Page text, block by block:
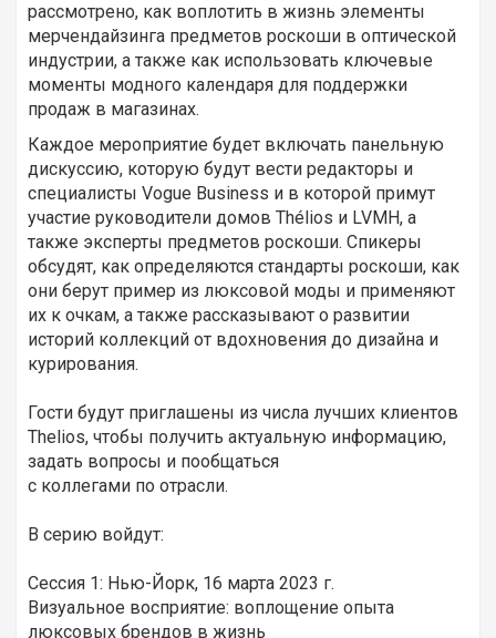
рассмотрено, как воплотить в жизнь элементы
мерчендайзинга предметов роскоши в оптической
индустрии, а также как использовать ключевые
моменты модного календаря для поддержки
продаж в магазинах.
Каждое мероприятие будет включать панельную
дискуссию, которую будут вести редакторы и
специалисты Vogue Business и в которой примут
участие руководители домов Thélios и LVMH, а
также эксперты предметов роскоши. Спикеры
обсудят, как определяются стандарты роскоши, как
они берут пример из люксовой моды и применяют
их к очкам, а также рассказывают о развитии
историй коллекций от вдохновения до дизайна и
курирования.
Гости будут приглашены из числа лучших клиентов
Thelios, чтобы получить актуальную информацию,
задать вопросы и пообщаться
с коллегами по отрасли.
В серию войдут:
Сессия 1: Нью-Йорк, 16 марта 2023 г.
Визуальное восприятие: воплощение опыта
люксовых брендов в жизнь